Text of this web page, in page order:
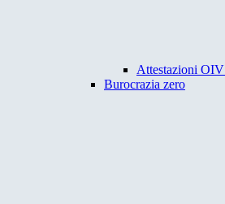
Attestazioni OIV
Burocrazia zero